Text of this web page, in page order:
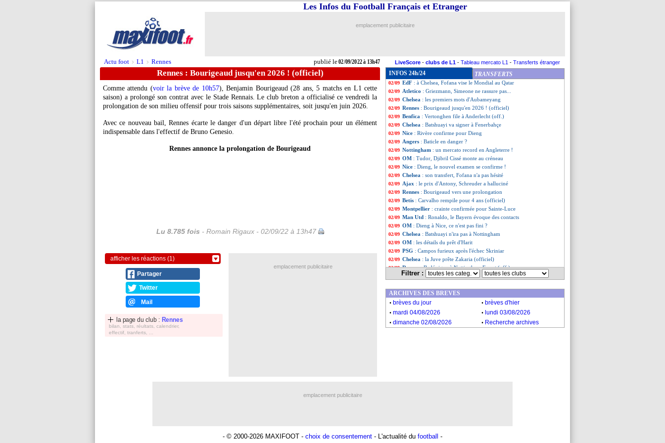
Actu foot > L1 > Rennes publié le02/09/2022 à 13h47
Les Infos du Football Français et Etranger
emplacement publicitaire
LiveScore - clubs de L1 - Tableau mercato L1 - Transferts étranger
Rennes : Bourigeaud jusqu'en 2026 ! (officiel)
Comme attendu (voir la brève de 10h57), Benjamin Bourigeaud (28 ans, 5 matchs en L1 cette
saison) a prolongé son contrat avec le Stade Rennais. Le club breton a officialisé ce vendredi la
prolongation de son milieu offensif pour trois saisons supplémentaires, soit jusqu'en juin 2026.
Avec ce nouveau bail, Rennes écarte le danger d'un départ libre l'été prochain pour un élément
indispensable dans l'effectif de Bruno Genesio.
Rennes annonce la prolongation de Bourigeaud
Lu 8.785 fois - Romain Rigaux - 02/09/22 à 13h47
afficher les réactions (1)
Partager
Twitter
Mail
la page du club : Rennes
bilan, stats, réultats, calendrier,
effectif, tranferts, ...
INFOS 24h/24 TRANSFERTS
02/09 Bordeaux: un milieu géorgien recruté (off.)
02/09 PSG
02/09 OM: énervé, Suarez aura une amende
02/09 PSG: Galtier n'entend pas changer son système
02/09 EdF : à Chelsea, Fofana vise le Mondial au Qatar
02/09 Atletico : Griezmann, Simeone ne rassure pas...
02/09 Chelsea : les premiers mots d'Aubameyang
02/09 Rennes : Bourigeaud jusqu'en 2026 ! (officiel)
02/09 Benfica : Vertonghen file à Anderlecht (off.)
02/09 Chelsea : Batshuayi va signer à Fenerbahçe
02/09 Nice : Rivère confirme pour Dieng
02/09 Angers : Baticle en danger ?
02/09 Nottingham : un mercato record en Angleterre !
02/09 OM : Tudor, Djibril Cissé monte au créneau
02/09 Nice : Dieng, le nouvel examen se confirme !
02/09 Chelsea : son transfert, Fofana n'a pas hésité
02/09 Ajax : le prix d'Antony, Schreuder a halluciné
02/09 Rennes : Bourigeaud vers une prolongation
02/09 Betis : Carvalho rempile pour 4 ans (officiel)
02/09 Montpellier : crainte confirmée pour Sainte-Luce
02/09 Man Utd : Ronaldo, le Bayern évoque des contacts
02/09 OM : Dieng à Nice, ce n'est pas fini ?
02/09 Chelsea : Batshuayi n'ira pas à Nottingham
02/09 OM : les détails du prêt d'Harit
02/09 PSG : Campos furieux après l'échec Skriniar
02/09 Chelsea : la Juve prête Zakaria (officiel)
02/09 Rennes: Badé signe à Nottingham Forest (off.)
Barça: Aubameyang rejoint Chelsea (officiel)
02/09 Lorient : Aouchiche jusqu'en 2026 (officiel)
02/09 Chelsea: Alonso libéré pour le Barça
Arsenal: Bellerín au Barça (officiel)
02/09 OM: Caleta-Car cédé à Southampton ! (officiel)
Filtrer :
emplacement publicitaire
ARCHIVES DES BREVES
. brèves du jour . brèves d'hier
. mardi 04/08/2026 . lundi 03/08/2026
. dimanche 02/08/2026 . Recherche archives
emplacement publicitaire
- © 2000-2026 MAXIFOOT - choix de consentement - L'actualité du football -